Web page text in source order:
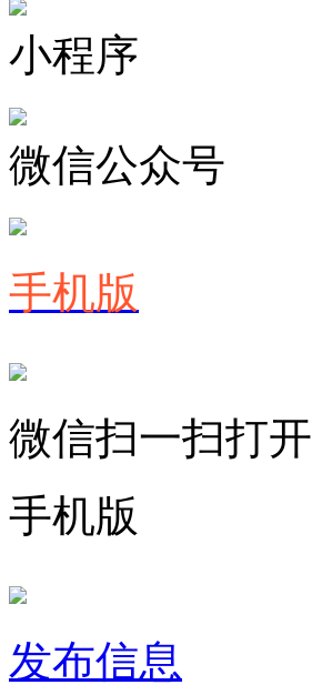
小程序
微信公众号
手机版
微信扫一扫打开
手机版
发布信息